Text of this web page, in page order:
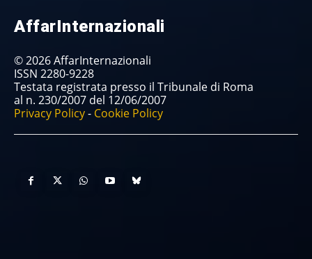
AffarInternazionali
© 2026 AffarInternazionali
ISSN 2280-9228
Testata registrata presso il Tribunale di Roma
al n. 230/2007 del 12/06/2007
Privacy Policy- Cookie Policy